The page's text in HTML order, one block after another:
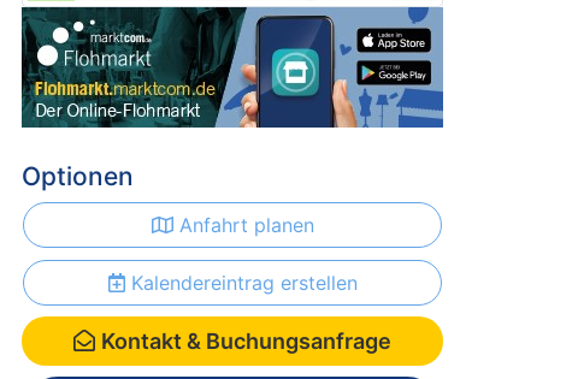
Optionen
Anfahrt planen
Kalendereintrag erstellen
Kontakt & Buchungsanfrage